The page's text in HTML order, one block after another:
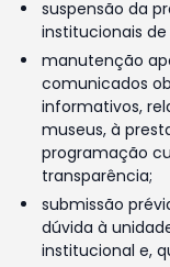
suspensão da
institucionais
manutenção
comunicados
informativos,
museus, à
programação
transparência;
submissão
dúvida à
institucional e,